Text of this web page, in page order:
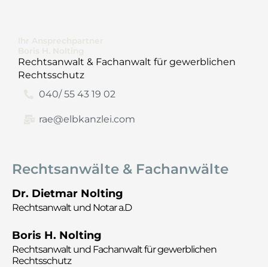
Rechtsanwalt & Fachanwalt für gewerblichen
Rechtsschutz
040/ 55 43 19 02
rae@elbkanzlei.com
Rechtsanwälte & Fachanwälte
Dr. Dietmar Nolting
Rechtsanwalt und Notar a.D
Boris H. Nolting
Rechtsanwalt und Fachanwalt für gewerblichen
Rechtsschutz